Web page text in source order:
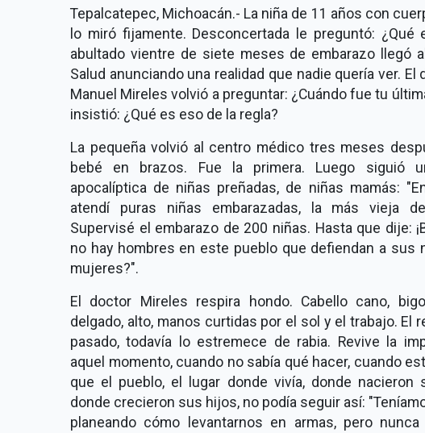
Tepalcatepec, Michoacán.- La niña de 11 años con
lo miró fijamente. Desconcertada le preguntó: ¿Qué
abultado vientre de siete meses de embarazo llegó
Salud anunciando una realidad que nadie quería ver. El
Manuel Mireles volvió a preguntar: ¿Cuándo fue tu
insistió: ¿Qué es eso de la regla?
La pequeña volvió al centro médico tres meses
bebé en brazos. Fue la primera. Luego siguió
apocalíptica de niñas preñadas, de niñas mamás:
atendí puras niñas embarazadas, la más vieja
Supervisé el embarazo de 200 niñas. Hasta que dije:
no hay hombres en este pueblo que defiendan a sus
mujeres?".
El doctor Mireles respira hondo. Cabello cano,
delgado, alto, manos curtidas por el sol y el trabajo. El
pasado, todavía lo estremece de rabia. Revive la
aquel momento, cuando no sabía qué hacer, cuando
que el pueblo, el lugar donde vivía, donde nacieron
donde crecieron sus hijos, no podía seguir así:
planeando cómo levantarnos en armas, pero nunca